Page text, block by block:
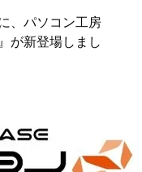
、パソコン工房
が新登場しまし